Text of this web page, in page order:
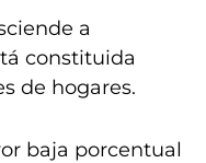
a
constituida
de hogares.
baja porcentual